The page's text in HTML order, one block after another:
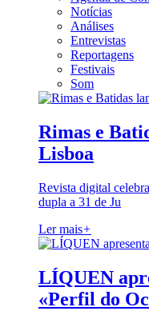
Notícias
Análises
Entrevistas
Reportagens
Festivais
Som
Rimas e
Lisboa
Revista digital
dupla a 31 de Ju
Ler mais+
LÍQUEN
«Perfil do